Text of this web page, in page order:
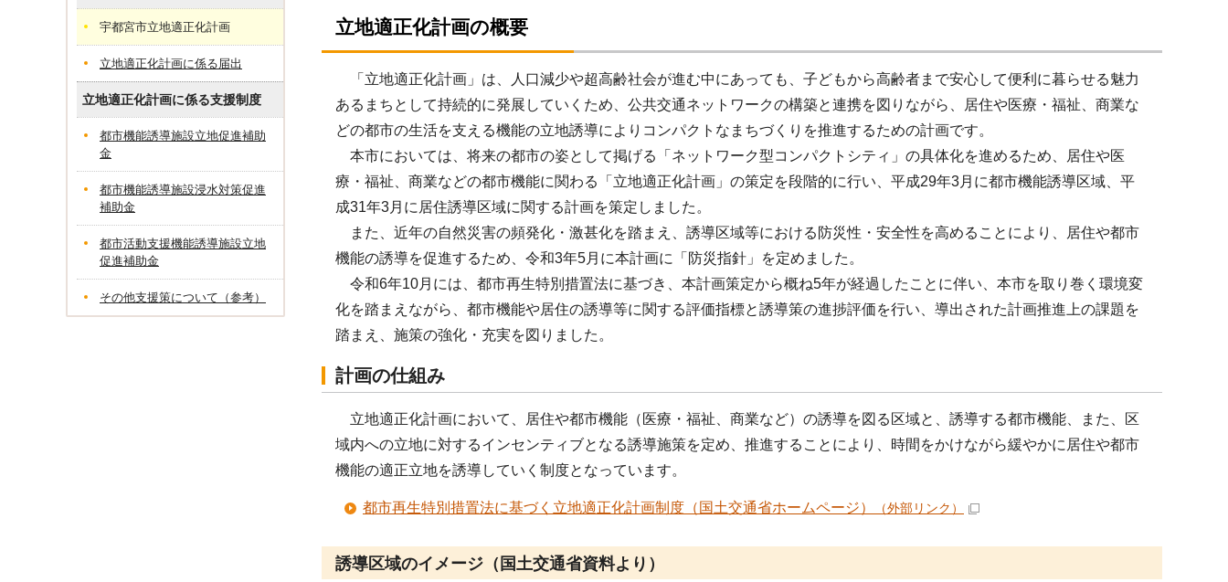
立地適正化計画の概要
「立地適正化計画」は、人口減少や超高齢社会が進む中にあっても、子どもから高齢者まで安心して便利に暮らせる魅力
あるまちとして持続的に発展していくため、公共交通ネットワークの構築と連携を図りながら、居住や医療・福祉、商業な
どの都市の生活を支える機能の立地誘導によりコンパクトなまちづくりを推進するための計画です。
本市においては、将来の都市の姿として掲げる「ネットワーク型コンパクトシティ」の具体化を進めるため、居住や医
療・福祉、商業などの都市機能に関わる「立地適正化計画」の策定を段階的に行い、平成29年3月に都市機能誘導区域、平
成31年3月に居住誘導区域に関する計画を策定しました。
また、近年の自然災害の頻発化・激甚化を踏まえ、誘導区域等における防災性・安全性を高めることにより、居住や都市
機能の誘導を促進するため、令和3年5月に本計画に「防災指針」を定めました。
令和6年10月には、都市再生特別措置法に基づき、本計画策定から概ね5年が経過したことに伴い、本市を取り巻く環境変
化を踏まえながら、都市機能や居住の誘導等に関する評価指標と誘導策の進捗評価を行い、導出された計画推進上の課題を
踏まえ、施策の強化・充実を図りました。
計画の仕組み
立地適正化計画において、居住や都市機能（医療・福祉、商業など）の誘導を図る区域と、誘導する都市機能、また、区
域内への立地に対するインセンティブとなる誘導施策を定め、推進することにより、時間をかけながら緩やかに居住や都市
機能の適正立地を誘導していく制度となっています。
都市再生特別措置法に基づく立地適正化計画制度（国土交通省ホームページ） （外部リンク）
誘導区域のイメージ（国土交通省資料より）
宇都宮市立地適正化計画
立地適正化計画に係る届出
立地適正化計画に係る支援制度
都市機能誘導施設立地促進補助
金
都市機能誘導施設浸水対策促進
補助金
都市活動支援機能誘導施設立地
促進補助金
その他支援策について（参考）